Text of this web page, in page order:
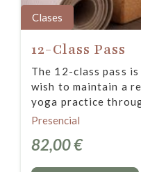
Clases
12-Class Pass
The 12-class pass
wish to maintain a
yoga practice
Presencial
82,00€